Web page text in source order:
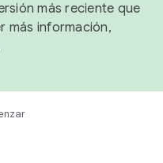
más reciente que
más información,